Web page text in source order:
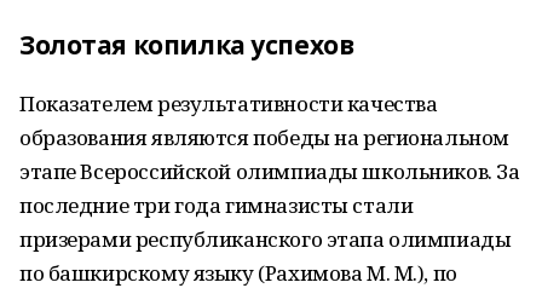
Золотая копилка успехов
Показателем результативности качества
образования являются победы на региональном
этапе Всероссийской олимпиады школьников. За
последние три года гимназисты стали
призерами республиканского этапа олимпиады
по башкирскому языку (Рахимова М. М.), по